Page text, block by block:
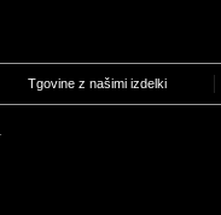
Tgovine z našimi izdelki